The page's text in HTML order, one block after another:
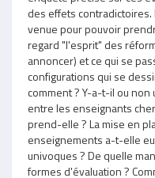
des effets
venue pour pouvoir
regard "l'esprit" des
annoncer) et ce qui se
configurations qui se
comment ? Y-a-t-il ou
entre les enseignants
prend-elle ? La mise en
enseignements a-t-elle
univoques ? De quelle
formes d'évaluation ?